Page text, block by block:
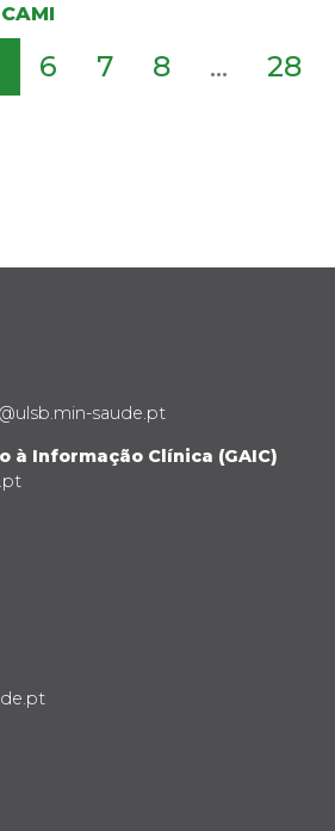
6 7 8 ... 28
saude.pt
à Informação Clínica (GAIC)